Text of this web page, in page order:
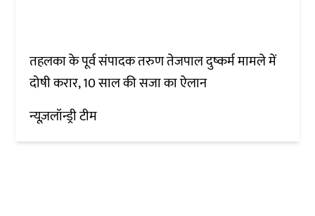
तहलका के पूर्व संपादक तरुण तेजपाल दुष्कर्म मामले में
दोषी करार, 10 साल की सजा का ऐलान
न्यूज़लॉन्ड्री टीम